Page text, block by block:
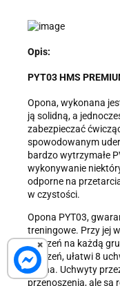
×
Klaczkowski
Rzeszów, NIP:
wycofana, kontaktując
Dane będą
zapytanie lub
przysługuje prawo
żądania zaprzestania
przetwarzania, a
Urzędu Ochrony
Opis:
PYT03 HMS
Opona, wykonana
ją solidną, a
zabezpieczać
spowodowanym
bardzo wytrzymałe
wykonywanie
odporne na
w czystości.
Opona PYT03,
treningowe. Przy jej
ćwiczeń na każdą
ćwiczeń, ułatwi 8
opona. Uchwyty
przenoszenia, ale są